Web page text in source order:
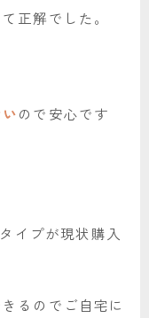
正解でした。
ので安心です
イプが現状購入
るのでご自宅に